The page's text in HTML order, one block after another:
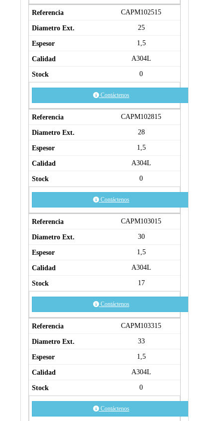
CAPM102515
25
1,5
A304L
0
Contáctenos
CAPM102815
28
1,5
A304L
0
Contáctenos
CAPM103015
30
1,5
A304L
17
Contáctenos
CAPM103315
33
1,5
A304L
0
Contáctenos